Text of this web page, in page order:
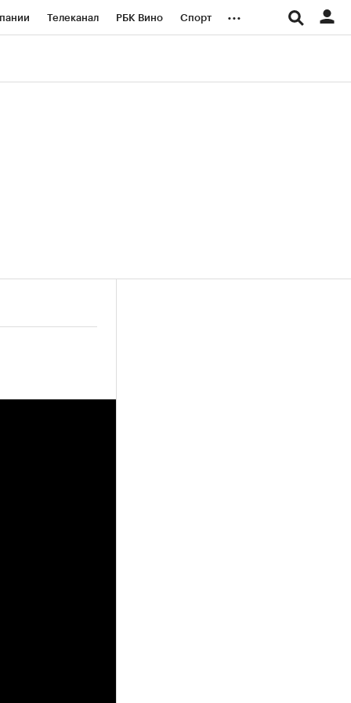
Телеканал РБК Вино Спорт ...